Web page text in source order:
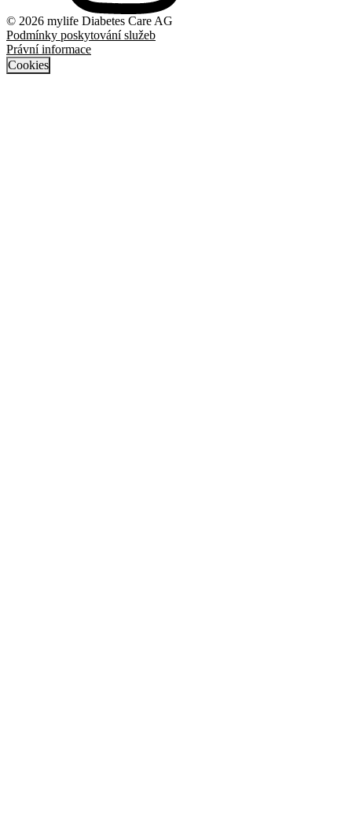
© 2026 mylife Diabetes Care AG
Podmínky poskytování služeb
Právní informace
Cookies